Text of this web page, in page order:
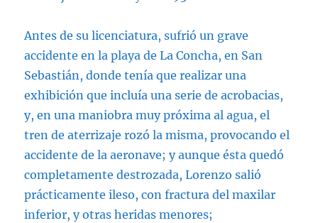
Antes de su licenciatura, sufrió un grave
accidente en la playa de La Concha, en San
Sebastián, donde tenía que realizar una
exhibición que incluía una serie de acrobacias,
y, en una maniobra muy próxima al agua, el
tren de aterrizaje rozó la misma, provocando el
accidente de la aeronave; y aunque ésta quedó
completamente destrozada, Lorenzo salió
prácticamente ileso, con fractura del maxilar
inferior, y otras heridas menores;